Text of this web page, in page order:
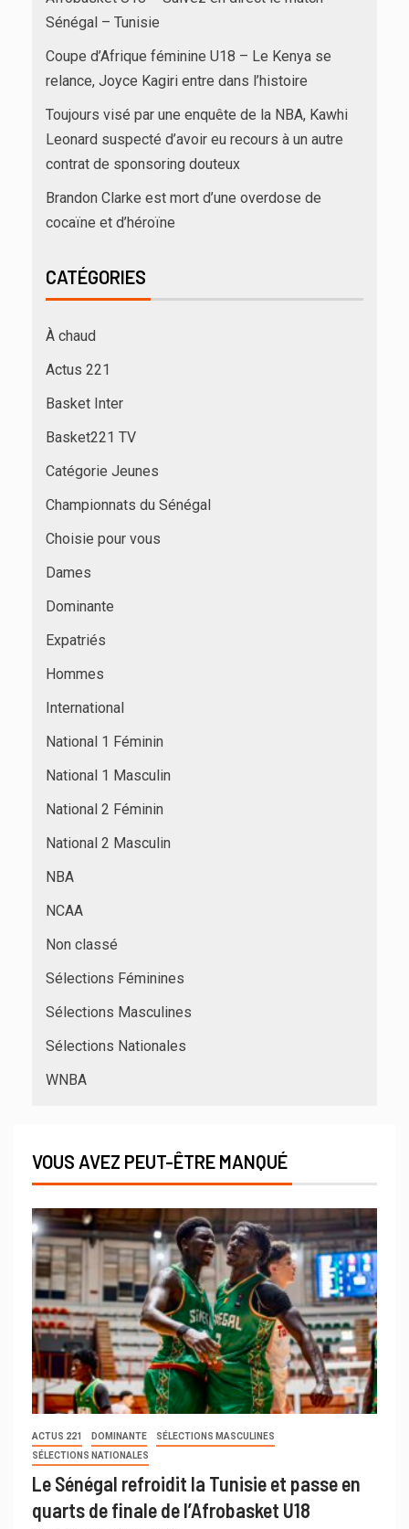
Sénégal – Tunisie
Coupe d’Afrique féminine U18 – Le Kenya se
relance, Joyce Kagiri entre dans l’histoire
Toujours visé par une enquête de la NBA, Kawhi
Leonard suspecté d’avoir eu recours à un autre
contrat de sponsoring douteux
Brandon Clarke est mort d’une overdose de
cocaïne et d’héroïne
CATÉGORIES
À chaud
Actus 221
Basket Inter
Basket221 TV
Catégorie Jeunes
Championnats du Sénégal
Choisie pour vous
Dames
Dominante
Expatriés
Hommes
International
National 1 Féminin
National 1 Masculin
National 2 Féminin
National 2 Masculin
NBA
NCAA
Non classé
Sélections Féminines
Sélections Masculines
Sélections Nationales
WNBA
VOUS AVEZ PEUT-ÊTRE MANQUÉ
ACTUS 221 DOMINANTE
SÉLECTIONS MASCULINES
SÉLECTIONS NATIONALES
Le Sénégal refroidit la Tunisie et passe en
quarts de finale de l’Afrobasket U18